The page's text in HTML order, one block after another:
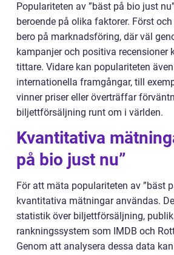
Populariteten av ”bäst på bio just
beroende på olika faktorer. Först
bero på marknadsföring, där väl
kampanjer och positiva recensioner
tittare. Vidare kan populariteten
internationella framgångar, till
vinner priser eller överträffar
biljettförsäljning runt om i världen.
Kvantitativa
på bio just nu”
För att mäta populariteten av ”bäst
kvantitativa mätningar användas.
statistik över biljettförsäljning,
rankningssystem som IMDB och
Genom att analysera dessa data